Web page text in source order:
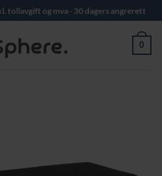
tollavgift og mva - 30 dagers angrerett
0